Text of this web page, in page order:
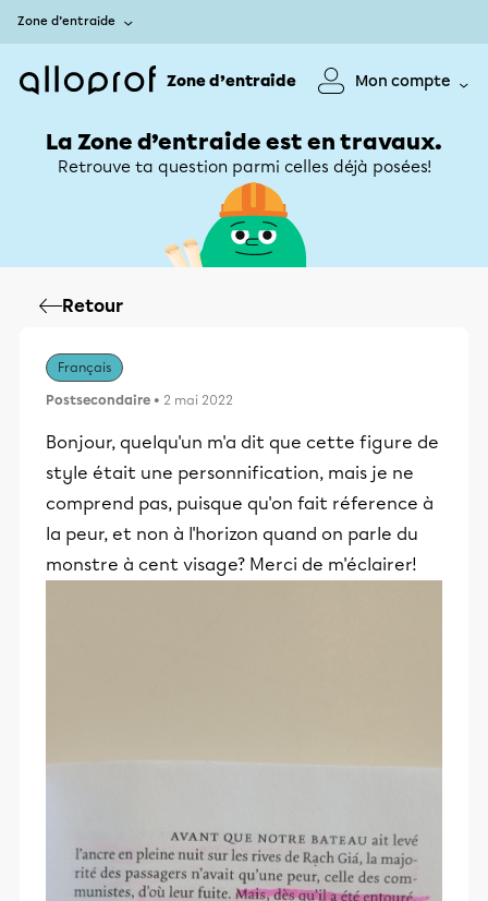
Zone d’entraide
Zone d’entraide Mon compte
La Zone d’entraide est en travaux.
Retrouve ta question parmi celles déjà posées!
Retour
Français
Postsecondaire • 2 mai 2022
Bonjour, quelqu'un m'a dit que cette figure de
style était une personnification, mais je ne
comprend pas, puisque qu'on fait réference à
la peur, et non à l'horizon quand on parle du
monstre à cent visage? Merci de m'éclairer!